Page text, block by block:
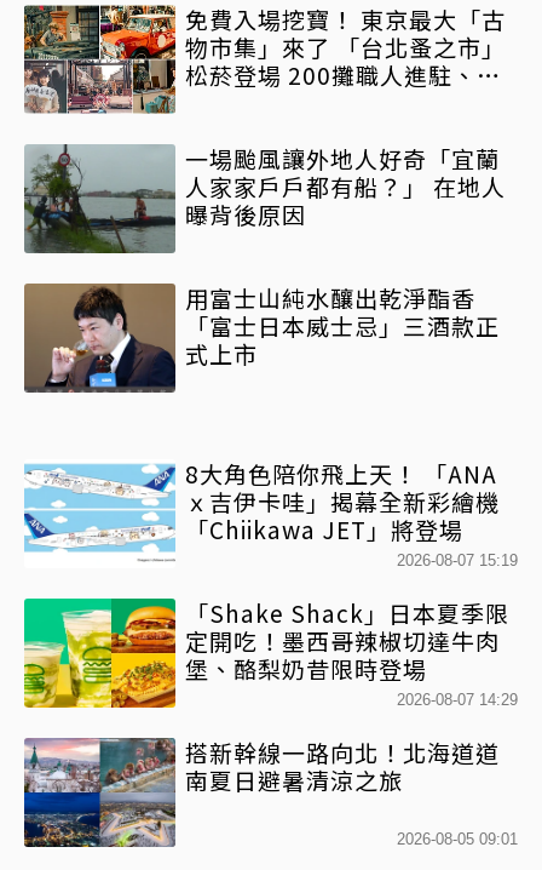
免費入場挖寶！ 東京最大「古
物市集」來了 「台北蚤之市」
松菸登場 200攤職人進駐、數
一場颱風讓外地人好奇「宜蘭
人家家戶戶都有船？」 在地人
曝背後原因
用富士山純水釀出乾淨酯香
「富士日本威士忌」三酒款正
式上市
8大角色陪你飛上天！ 「ANA
ｘ吉伊卡哇」揭幕全新彩繪機
「Chiikawa JET」將登場
2026-08-07 15:19
「Shake Shack」日本夏季限
定開吃！墨西哥辣椒切達牛肉
堡、酪梨奶昔限時登場
2026-08-07 14:29
搭新幹線一路向北！北海道道
南夏日避暑清涼之旅
2026-08-05 09:01